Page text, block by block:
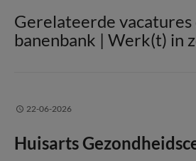
Gerelateerde vacatures
banenbank | Werk(t) in
22-06-2026
Huisarts